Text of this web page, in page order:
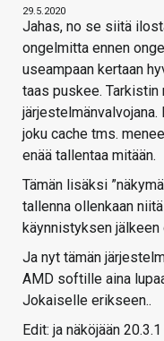
29.5.2020
Jahas, no se siitä
ongelmitta ennen
useampaan kertaan
taas puskee. Tarkistin
joku cache tms.
enää tallentaa mitään.
Tämän lisäksi
tallenna ollenkaan
käynnistyksen jälkeen
Ja nyt tämän
AMD softille aina
Jokaiselle erikseen..
Edit: ja näköjään